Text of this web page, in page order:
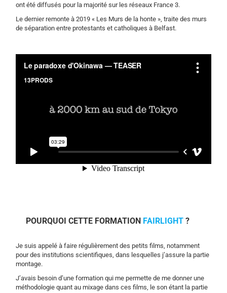
ont été diffusés pour la majorité sur les réseaux France 3.
Le dernier remonte à 2019 « Les Murs de la honte », traite des murs
de séparation entre protestants et catholiques à Belfast.
POURQUOI CETTE FORMATION FAIRLIGHT ?
Je suis appelé à faire régulièrement des petits films, notamment
pour des institutions scientifiques, dans lesquelles j’assure la partie
montage.
J’avais besoin d’une formation qui me permette de me donner une
méthodologie quant au mixage dans ces films, le son étant la partie